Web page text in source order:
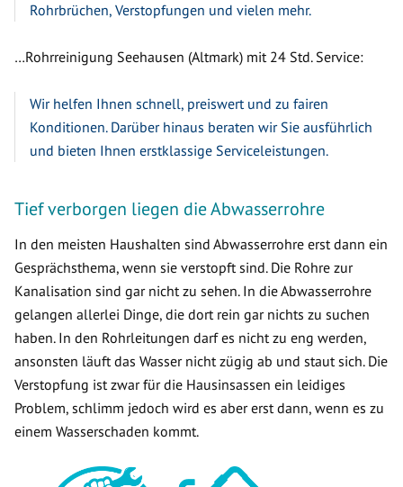
Rohrbrüchen, Verstopfungen und vielen mehr.
…Rohrreinigung Seehausen (Altmark) mit 24 Std. Service:
Wir helfen Ihnen schnell, preiswert und zu fairen
Konditionen. Darüber hinaus beraten wir Sie ausführlich
und bieten Ihnen erstklassige Serviceleistungen.
Tief verborgen liegen die Abwasserrohre
In den meisten Haushalten sind Abwasserrohre erst dann ein
Gesprächsthema, wenn sie verstopft sind. Die Rohre zur
Kanalisation sind gar nicht zu sehen. In die Abwasserrohre
gelangen allerlei Dinge, die dort rein gar nichts zu suchen
haben. In den Rohrleitungen darf es nicht zu eng werden,
ansonsten läuft das Wasser nicht zügig ab und staut sich. Die
Verstopfung ist zwar für die Hausinsassen ein leidiges
Problem, schlimm jedoch wird es aber erst dann, wenn es zu
einem Wasserschaden kommt.